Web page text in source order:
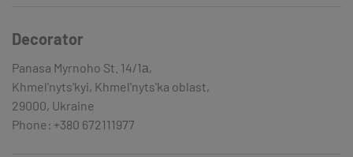
Decorator
Panasa Myrnoho St. 14/1а,
Khmel'nyts'kyi, Khmel'nyts'ka oblast,
29000, Ukraine
Phone: +380 672111977